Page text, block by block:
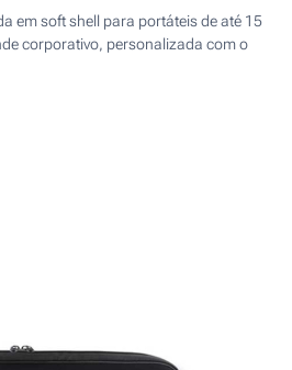
em soft shell para portáteis de até 15
corporativo, personalizada com o